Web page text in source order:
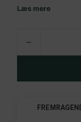
Læs mere
–
Brun,
antal